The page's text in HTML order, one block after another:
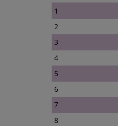
1
2
3
4
5
6
7
8